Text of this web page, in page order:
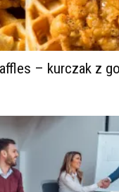
– kurczak z